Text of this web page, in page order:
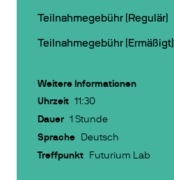
Teilnahmegebühr (Regulär)
Teilnahmegebühr (Ermäßigt)
Weitere Informationen
Uhrzeit 11:30
Dauer 1 Stunde
Sprache Deutsch
Treffpunkt Futurium Lab